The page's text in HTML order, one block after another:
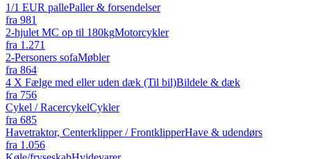
1/1 EUR pallePaller & forsendelser
fra 981
2-hjulet MC op til 180kgMotorcykler
fra 1.271
2-Personers sofaMøbler
fra 864
4 X Fælge med eller uden dæk (Til bil)Bildele & dæk
fra 756
Cykel / RacercykelCykler
fra 685
Havetraktor, Centerklipper / FrontklipperHave & udendørs
fra 1.056